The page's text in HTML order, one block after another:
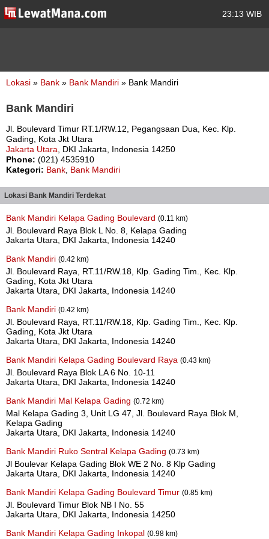
23:13 WIB
Lokasi » Bank » Bank Mandiri » Bank Mandiri
Bank Mandiri
Jl. Boulevard Timur RT.1/RW.12, Pegangsaan Dua, Kec. Klp.
Gading, Kota Jkt Utara
Jakarta Utara , DKI Jakarta, Indonesia 14250
Phone: (021) 4535910
Kategori: Bank Bank Mandiri
Lokasi Bank Mandiri Terdekat
Bank Mandiri Kelapa Gading Boulevard (0.11 km)
Jl. Boulevard Raya Blok L No. 8, Kelapa Gading
Jakarta Utara, DKI Jakarta, Indonesia 14240
Bank Mandiri (0.42 km)
Jl. Boulevard Raya, RT.11/RW.18, Klp. Gading Tim., Kec. Klp.
Gading, Kota Jkt Utara
Jakarta Utara, DKI Jakarta, Indonesia 14240
Bank Mandiri (0.42 km)
Jl. Boulevard Raya, RT.11/RW.18, Klp. Gading Tim., Kec. Klp.
Gading, Kota Jkt Utara
Jakarta Utara, DKI Jakarta, Indonesia 14240
Bank Mandiri Kelapa Gading Boulevard Raya (0.43 km)
Jl. Boulevard Raya Blok LA 6 No. 10-11
Jakarta Utara, DKI Jakarta, Indonesia 14240
Bank Mandiri Mal Kelapa Gading (0.72 km)
Mal Kelapa Gading 3, Unit LG 47, Jl. Boulevard Raya Blok M,
Kelapa Gading
Jakarta Utara, DKI Jakarta, Indonesia 14240
Bank Mandiri Ruko Sentral Kelapa Gading (0.73 km)
Jl Boulevar Kelapa Gading Blok WE 2 No. 8 Klp Gading
Jakarta Utara, DKI Jakarta, Indonesia 14240
Bank Mandiri Kelapa Gading Boulevard Timur (0.85 km)
Jl. Boulevard Timur Blok NB I No. 55
Jakarta Utara, DKI Jakarta, Indonesia 14250
Bank Mandiri Kelapa Gading Inkopal (0.98 km)